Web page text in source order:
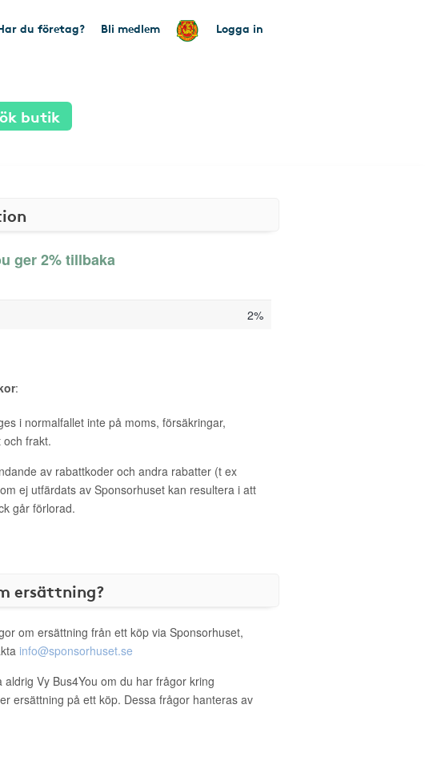
du företag? Bli medlem Logga in
butik
ger 2% tillbaka
2%
:
i normalfallet inte på moms, försäkringar,
frakt.
av rabattkoder och andra rabatter (t ex
ej utfärdats av Sponsorhuset kan resultera i att
går förlorad.
ersättning?
om ersättning från ett köp via Sponsorhuset,
info@sponsorhuset.se
aldrig Vy Bus4You om du har frågor kring
ersättning på ett köp. Dessa frågor hanteras av